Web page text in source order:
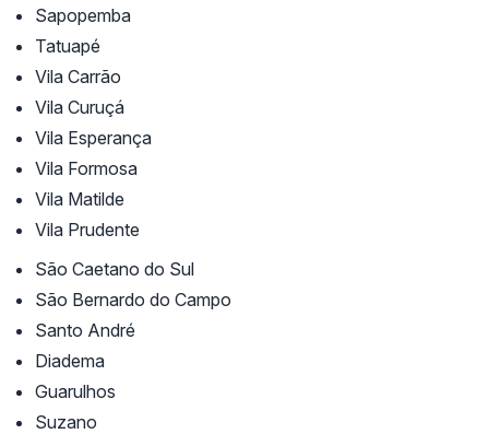
Sapopemba
Tatuapé
Vila Carrão
Vila Curuçá
Vila Esperança
Vila Formosa
Vila Matilde
Vila Prudente
São Caetano do Sul
São Bernardo do Campo
Santo André
Diadema
Guarulhos
Suzano